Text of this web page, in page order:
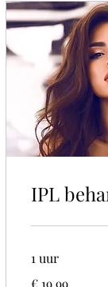
IPL
1 uur
euro
€ 19,99